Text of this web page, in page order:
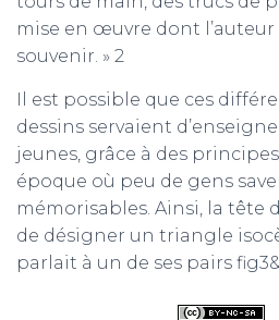
mise en œuvre dont
souvenir. » 2
Il est possible que ces
dessins servaient
jeunes, grâce à des
époque où peu de gens
mémorisables. Ainsi, la tête
de désigner un triangle
parlait à un de ses pairs